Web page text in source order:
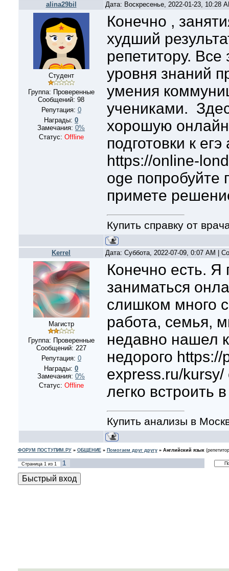
alina29bil Дата: Воскресенье, 2022-01-23, 10:28
Студент
Группа: Проверенные
Сообщений: 98
Репутация: 0
Награды: 0
Замечания: 0%
Статус: Offline
Конечно ,
худший
репетитору.
уровня знаний
умения
учениками.
хорошую
подготовки к
https://online-
oge попробуйте
примете
Купить справку от
Kerrel Дата: Суббота, 2022-07-09, 0:07 AM |
Магистр
Группа: Проверенные
Сообщений: 227
Репутация: 0
Награды: 0
Замечания: 0%
Статус: Offline
Конечно есть. Я
заниматься
слишком много
работа, семья,
недавно нашел
недорого
express.ru/
легко встроить
Купить анализы в
ФОРУМ ПОСТУПИМ.РУ» ОБЩЕНИЕ» Помогаем друг другу» Английский язык
Страница 1из 1 1